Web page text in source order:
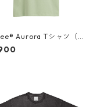
Aurora Tシャツ（胸
繍&バックプリント）